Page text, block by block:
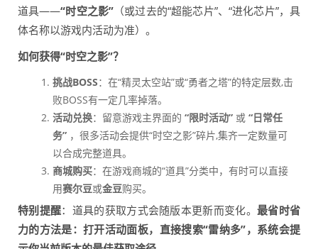
道具——“时空之影” （或过去的“超能芯片”、“进化芯片”，具
体名称以游戏内活动为准）。
如何获得“时空之影”？
挑战BOSS：在“精灵太空站”或“勇者之塔”的特定层数,击
败BOSS有一定几率掉落。
活动兑换：留意游戏主界面的 “限时活动” 或 “日常任
务” ，很多活动会提供“时空之影”碎片,集齐一定数量可
以合成完整道具。
商城购买：在游戏商城的“道具”分类中，有时可以直接
用赛尔豆或金豆购买。
特别提醒：道具的获取方式会随版本更新而变化。最省时省
力的方法是：打开活动面板，直接搜索“雷纳多”，系统会提